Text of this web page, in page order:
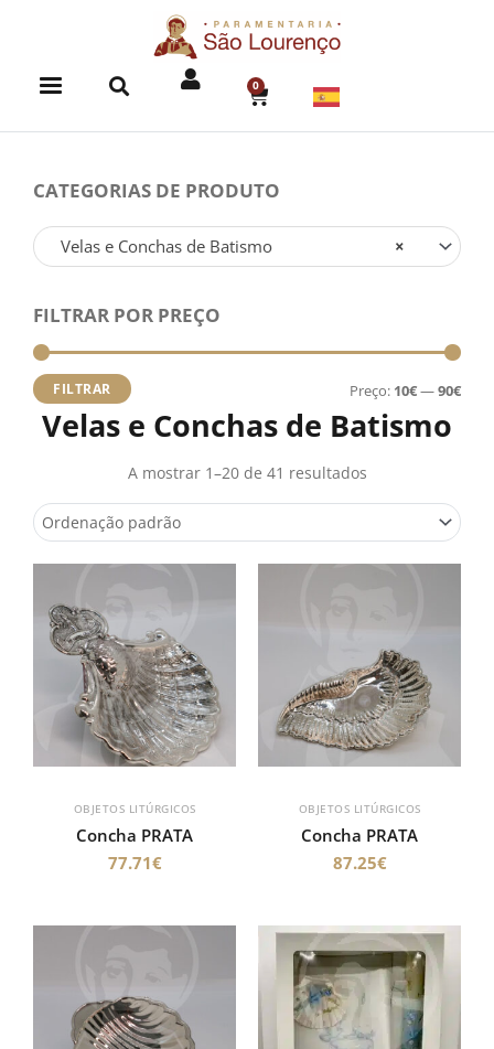
0
CART
CATEGORIAS DE PRODUTO
×
Velas e Conchas de Batismo
FILTRAR POR PREÇO
FILTRAR Preço: 10€—90€
Velas e Conchas de Batismo
A mostrar 1–20 de 41 resultados
OBJETOS LITÚRGICOS
Concha PRATA
77.71€
OBJETOS LITÚRGICOS
Concha PRATA
87.25€